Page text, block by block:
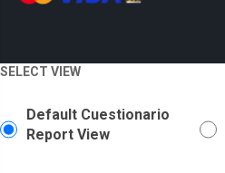
SELECT VIEW
Default Cuestionario
Report View